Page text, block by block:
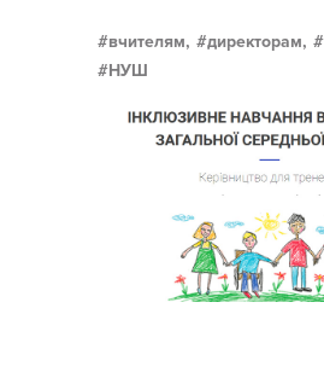
вчителям, директорам,
НУШ